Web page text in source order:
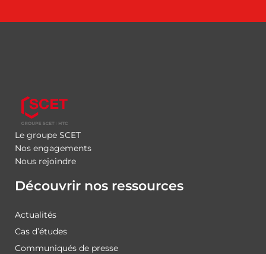
Le groupe SCET
Nos engagements
Nous rejoindre
Découvrir nos ressources
Actualités
Cas d’études
Communiqués de presse